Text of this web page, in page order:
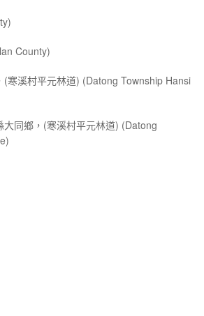
County)
(寒溪村平元林道) (Datong Township Hansi
同鄉，(寒溪村平元林道) (Datong